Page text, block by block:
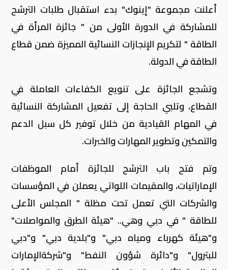
أعلنت مجموعة "إينوك" بدء استقبال طلبات الترشح
للمشاركة في الدورة الأولى من " جائزة المرأة في
الطاقة " لتكريم الإنجازات النسائية المميزة ضمن قطاع
الطاقة في الدولة.
وتشجع الجائزة على تنويع الكفاءات العاملة في
القطاع، وتلبي الحاجة إلى تفعيل المشاركة النسائية
في المهام القيادية من خلال توفير كل سبل الدعم
والتمكين وتطوير المهارات والخبرات.
وتم فتح باب الترشح للجائزة أمام الموظفات
الإماراتيات، والمقيمات اللواتي يعملن في المؤسسات
والشركات التي تعمل تحت مظلة " المجلس الأعلى
للطاقة " في دبي وهي.. "هيئة الطرق والمواصلات"
و"هيئة كهرباء ومياه دبي" و"بلدية دبي" و"دبي
للبترول" و"دائرة شؤون النفط" و"شركةالإمارات